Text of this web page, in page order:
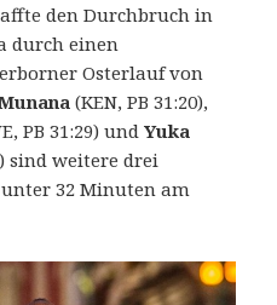
den Durchbruch in
durch einen
Osterlauf von
(KEN, PB 31:20),
PB 31:29) undYuka
sind weitere drei
32 Minuten am